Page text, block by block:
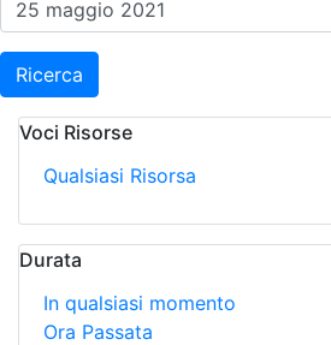
Ricerca
Voci Risorse
Qualsiasi Risorsa
Durata
In qualsiasi momento
Ora Passata